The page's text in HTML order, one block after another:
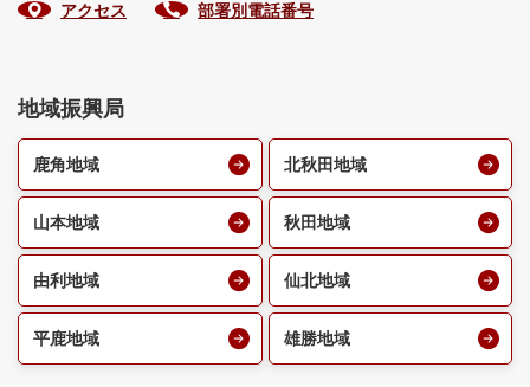
アクセス 部署別電話番号
地域振興局
鹿角地域 北秋田地域
山本地域 秋田地域
由利地域 仙北地域
平鹿地域 雄勝地域